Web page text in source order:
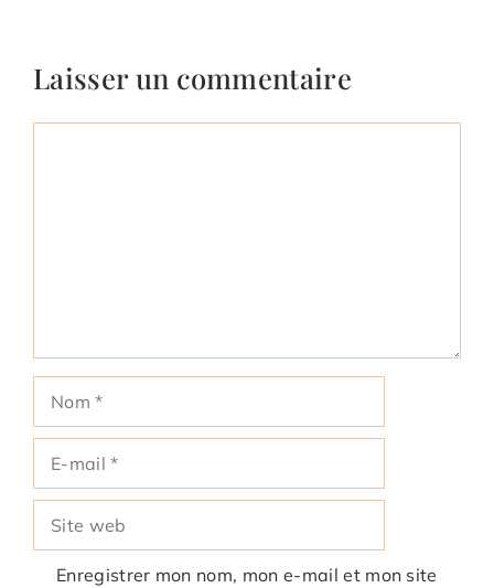
Laisser un commentaire
mail
web
Enregistrer mon nom, mon e-mail et mon site